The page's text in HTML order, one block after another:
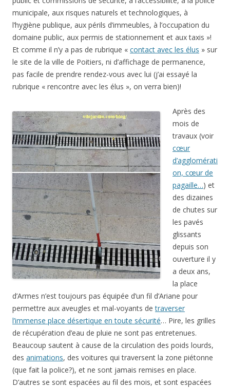
municipale, aux risques naturels et technologiques, à
l’hygiène publique, aux périls d’immeubles, à l’occupation du
domaine public, aux permis de stationnement et aux taxis »!
Et comme il n’y a pas de rubrique « contact avec les élus » sur
le site de la ville de Poitiers, ni d’affichage de permanence,
pas facile de prendre rendez-vous avec lui (j’ai essayé la
rubrique « rencontre avec les élus », on verra bien)!
Après des
mois de
travaux (voir
cœur
d’agglomérati
on, cœur de
pagaille…) et
des dizaines
de chutes sur
les pavés
glissants
depuis son
ouverture il y
a deux ans,
la place
d’Armes n’est toujours pas équipée d’un fil d’Ariane pour
permettre aux aveugles et mal-voyants detraverser
l’immense place désertique en toute sécurité… Pire, les grilles
de récupération d’eau de pluie ne sont pas entretenues.
Beaucoup sautent à cause de la circulation des poids lourds,
des animations, des voitures qui traversent la zone piétonne
(que fait la police?), et ne sont jamais remises en place.
D’autres se sont espacées au fil des mois, et sont espacées